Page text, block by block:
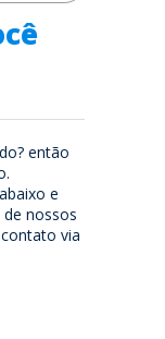
então
e
nossos
via